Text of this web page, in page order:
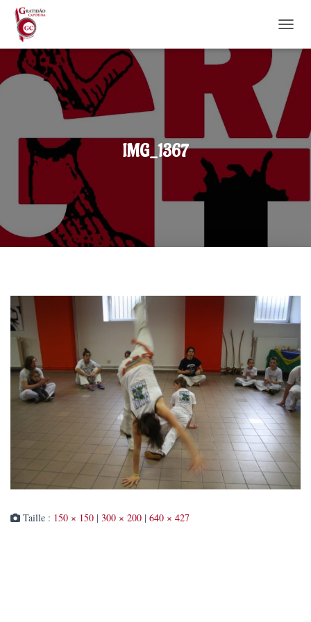
IMG_1367
Taille : 150 × 150 | 300 × 200 | 640 × 427